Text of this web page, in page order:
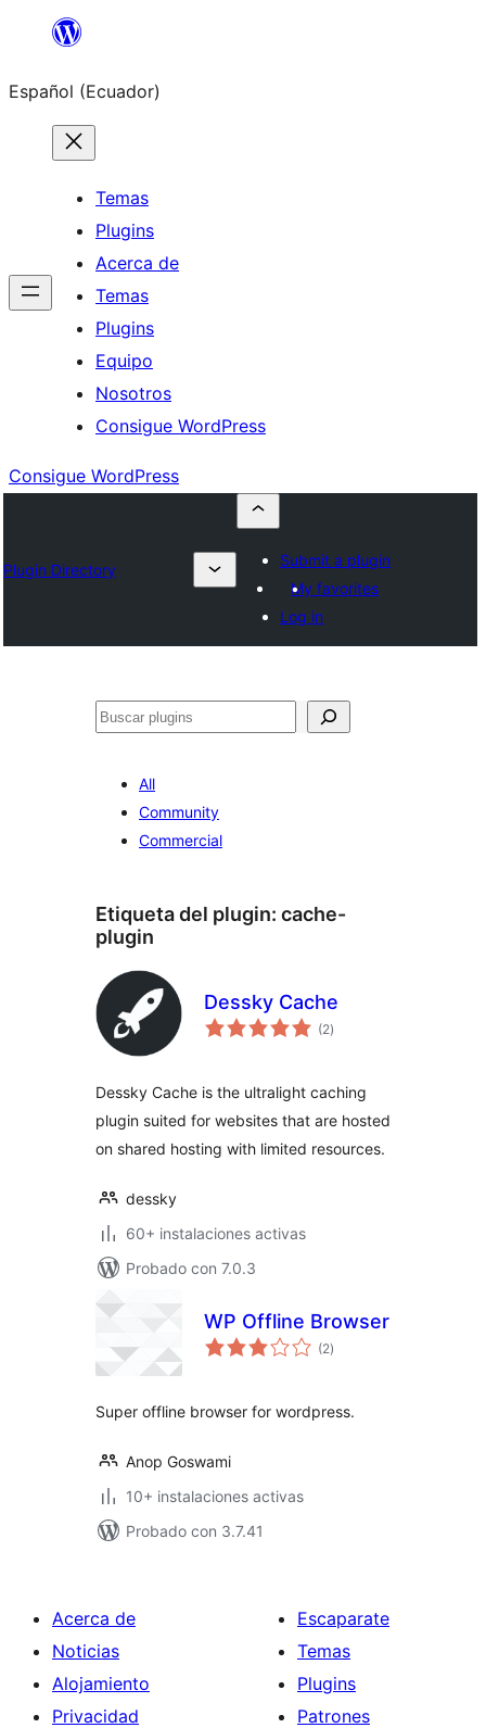
Saltar
contenido
Español (Ecuador)
Temas
Plugins
Acerca de
Temas
Plugins
Equipo
Nosotros
Consigue WordPress
Consigue WordPress
Plugin Directory
Submit a plugin
My favorites
Log in
Buscar
All
Community
Commercial
Etiqueta del plugin: cache-
plugin
Dessky Cache
(2total
de
)
Dessky Cache is the ultralight caching
plugin suited for websites that are hosted
on shared hosting with limited resources.
dessky
60+ instalaciones activas
Probado con 7.0.3
WP Offline Browser
(2total
de
)
Super offline browser for wordpress.
Anop Goswami
10+ instalaciones activas
Probado con 3.7.41
Acerca de
Noticias
Alojamiento
Privacidad
Escaparate
Temas
Plugins
Patrones